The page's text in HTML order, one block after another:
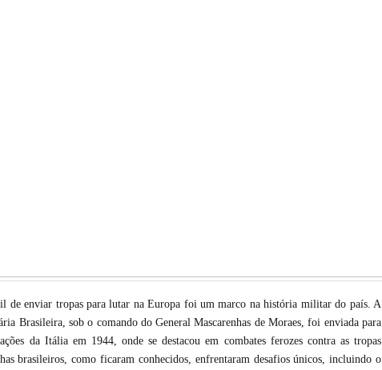
de enviar tropas para lutar na Europa foi um marco na história militar do país. A
Brasileira, sob o comando do General Mascarenhas de Moraes, foi enviada para
da Itália em 1944, onde se destacou em combates ferozes contra as tropas
brasileiros, como ficaram conhecidos, enfrentaram desafios únicos, incluindo o